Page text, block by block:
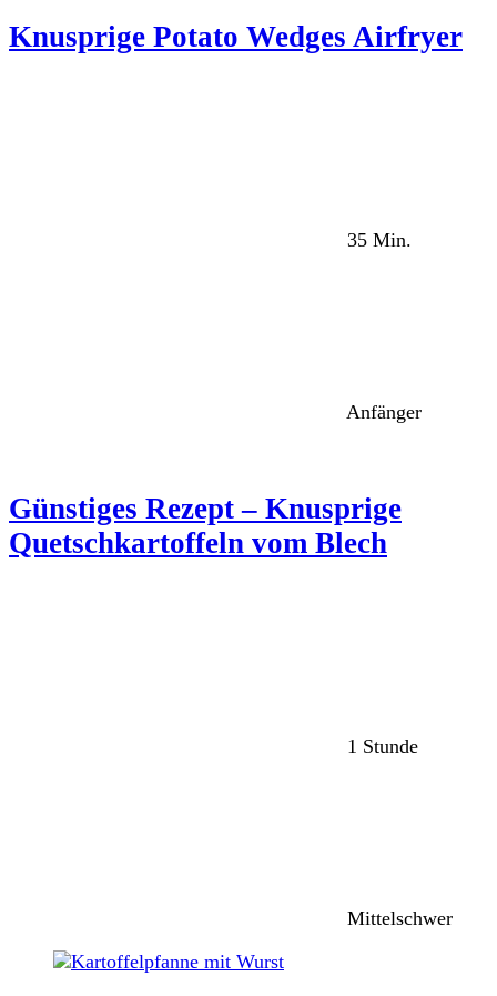
Knusprige Potato Wedges Airfryer
35 Min.
Anfänger
Günstiges Rezept – Knusprige
Quetschkartoffeln vom Blech
1 Stunde
Mittelschwer